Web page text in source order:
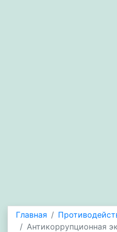
Главная
Антикоррупционная